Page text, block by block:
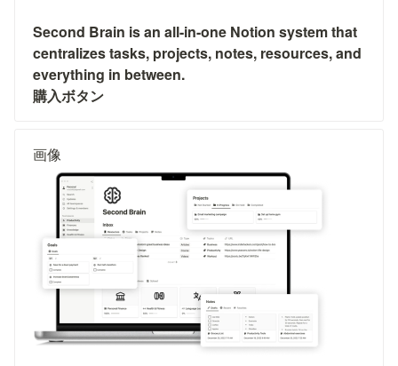
Second Brain is an all-in-one Notion system that
centralizes tasks, projects, notes, resources, and
everything in between.
購入ボタン
画像